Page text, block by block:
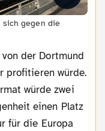
sich gegen die
profitieren würde.
würde zwei
einen Platz
für die Europa